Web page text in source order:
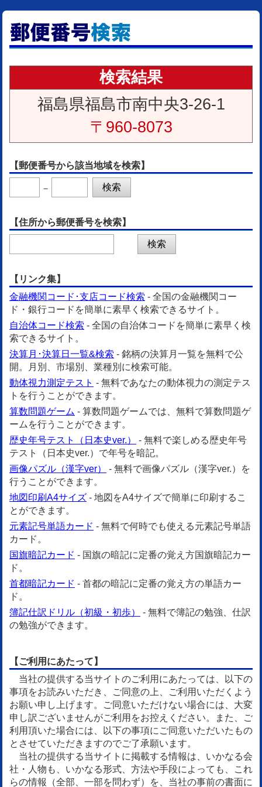
検索結果
福島県福島市南中央3-26-1
〒960-8073
【郵便番号から該当地域を検索】
－
【住所から郵便番号を検索】
【リンク集】
金融機関コード･支店コード検索 - 全国の金融機関コー
ド・銀行コードを簡単に素早く検索できるサイト。
自治体コード検索 - 全国の自治体コードを簡単に素早く検
索できるサイト。
決算月･決算日一覧&検索 - 銘柄の決算月一覧を無料で公
開。月別、市場別、業種別に検索可能。
動体視力測定テスト - 無料であなたの動体視力の測定テス
トを行うことができます。
算数問題ゲーム - 算数問題ゲームでは、無料で算数問題ゲ
ームを行うことができます。
歴史年号テスト（日本史ver.）
- 無料で楽しめる歴史年号
テスト（日本史ver.）で年号を暗記。
画像パズル（漢字ver）
- 無料で画像パズル（漢字ver.）を
行うことができます。
地図印刷A4サイズ - 地図をA4サイズで簡単に印刷するこ
とができます。
元素記号単語カード - 無料で何時でも使える元素記号単語
カード。
国旗暗記カード - 国旗の暗記に定番の覚え方国旗暗記カー
ド。
首都暗記カード - 首都の暗記に定番の覚え方の単語カー
ド。
簿記仕訳ドリル（初級・初歩）
- 無料で簿記の勉強、仕訳
の勉強ができます。
【ご利用にあたって】
当社の提供する当サイトのご利用にあたっては、以下の
事項をお読みいただき、ご同意の上、ご利用いただくよう
お願い申し上げます。ご同意いただけない場合には、大変
申し訳ございませんがご利用をお控えください。また、ご
利用頂いた場合には、以下の事項にご同意いただいたもの
とさせていただきますのでご了承願います。
当社の提供する当サイトに掲載する情報は、いかなる会
社・人物も、いかなる形式、方法や手段によっても、これ
らの情報（全部、一部を問わず）を、当社の事前の書面に